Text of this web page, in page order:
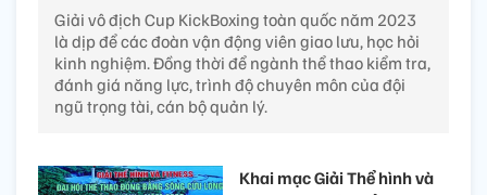
Giải vô địch Cup KickBoxing toàn quốc năm 2023
là dịp để các đoàn vận động viên giao lưu, học hỏi
kinh nghiệm. Đồng thời để ngành thể thao kiểm tra,
đánh giá năng lực, trình độ chuyên môn của đội
ngũ trọng tài, cán bộ quản lý.
Khai mạc Giải Thể hình và